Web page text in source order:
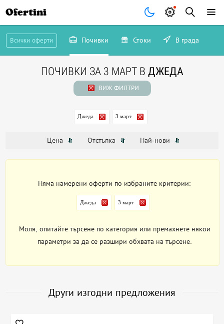
Ofertini
Всички оферти Почивки Стоки В града
ПОЧИВКИ ЗА 3 МАРТ В ДЖЕДА
ВИЖ ФИЛТРИ
Джеда 3 март
Цена Отстъпка Най-нови
Няма намерени оферти по избраните критерии:
Джеда 3 март
Моля, опитайте търсене по категория или премахнете някои
параметри за да се разшири обхвата на търсене.
Други изгодни предложения